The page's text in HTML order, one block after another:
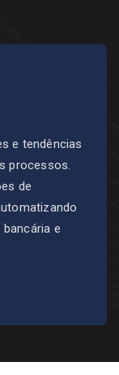
e tendências
processos.
de
e